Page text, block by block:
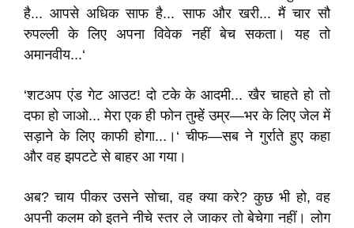
है... आपसे अधिक साफ है... साफ और खरी... मैं चार सौ
रुपल्ली के लिए अपना विवेक नहीं बेच सकता। यह तो
अमानवीय...‘
‘शटअप एंड गेट आउट! दो टके के आदमी... खैर चाहते हो तो
दफा हो जाओ... मेरा एक ही फोन तुम्हें उम्र—भर के लिए जेल में
सड़ाने के लिए काफी होगा...।‘ चीफ—सब ने गुर्राते हुए कहा
और वह झपटटे से बाहर आ गया।
अब? चाय पीकर उसने सोचा, वह क्या करे? कुछ भी हो, वह
अपनी कलम को इतने नीचे स्तर ले जाकर तो बेचेगा नहीं। लोग